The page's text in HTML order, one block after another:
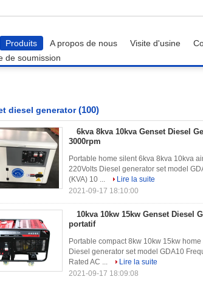
Produits A propos de nous Visite d'usine
de soumission
diesel generator (100)
6kva 8kva 10kva Genset Diesel
3000rpm
Portable home silent 6kva 8kva 10kva
220Volts Diesel generator set model
(KVA) 10 ...
Lire la suite
2021-09-17 18:10:00
10kva 10kw 15kw Genset Diesel
portatif
Portable compact 8kw 10kw 15kw
Diesel generator set model GDA10
Rated AC ...
Lire la suite
2021-09-17 18:09:08